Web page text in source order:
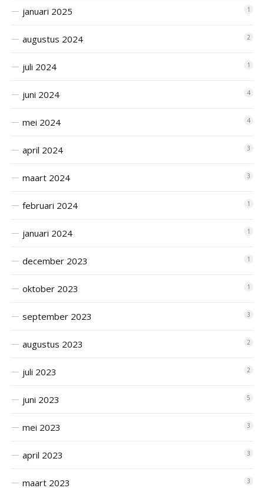
januari 2025 1
augustus 2024 2
juli 2024 1
juni 2024 4
mei 2024 4
april 2024 3
maart 2024 3
februari 2024 1
januari 2024 1
december 2023 1
oktober 2023 1
september 2023 3
augustus 2023 2
juli 2023 2
juni 2023 5
mei 2023 3
april 2023 3
maart 2023 3